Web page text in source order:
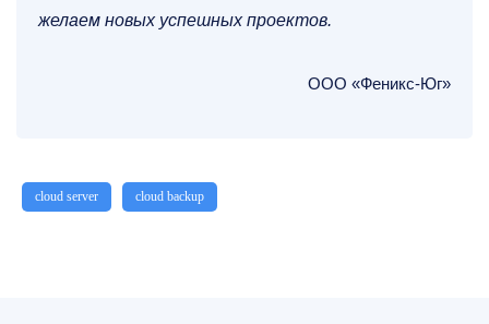
желаем новых успешных проектов.
ООО «Феникс-Юг»
cloud server cloud backup